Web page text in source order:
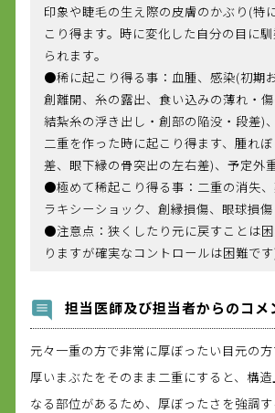
印象や睫毛の生え際の皮膚のかぶり(特
こり得ます。時に変化した自分の目に
られます。
●稀に起こり得る事：血腫、感染(初期
創離開、糸の露出、食い込みの薄れ・
結紮糸の浮き出し・創部の陥没・段差)
二重を作った時に起こり得ます、腫れ
差、眼下縁の骨突出の左右差)、予定外重
●極めて稀起こり得る事：二重の消失、
ラキシーショック、創縁損傷、眼球損傷
●注意点：狭くしたり元に戻すことは
りますが確実なコントロールは困難で
担当医師及び担当者からのコメ
元々一重の方で非常に厚ぼったい目元の方
厚いまぶたをそのまま二重にすると、構
なる部位があるため、厚ぼったさを強調